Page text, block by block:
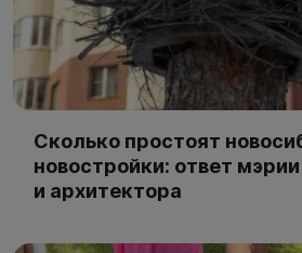
Сколько простоят
новостройки: ответ мэрии
и архитектора